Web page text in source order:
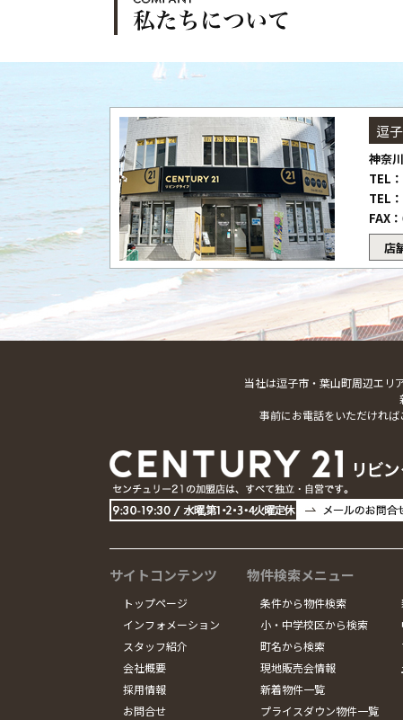
逗
神奈
TEL
TEL
FAX
店
当社は逗子市・葉山町周辺エリ
事前にお電話をいただけれ
サイトコンテンツ
トップページ
インフォメーション
スタッフ紹介
会社概要
採用情報
お問合せ
物件検索メニュー
条件から物件検索
小・中学校区から検索
町名から検索
現地販売会情報
新着物件一覧
プライスダウン物件一覧